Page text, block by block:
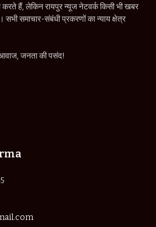
हैं, लेकिन रायपुर न्यूज नेटवर्क किसी भी खबर
सभी समाचार-संबंधी प्रकरणों का न्याय क्षेत्र
जनता की पसंद!